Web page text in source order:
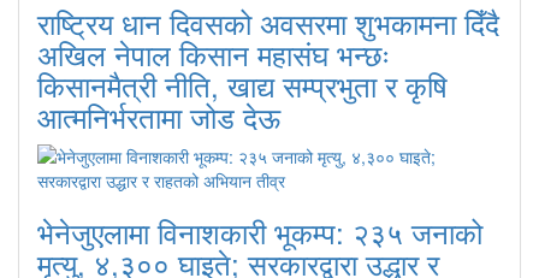
राष्ट्रिय धान दिवसको अवसरमा शुभकामना दिँदै
अखिल नेपाल किसान महासंघ भन्छः
किसानमैत्री नीति, खाद्य सम्प्रभुता र कृषि
आत्मनिर्भरतामा जोड देऊ
भेनेजुएलामा विनाशकारी भूकम्प: २३५ जनाको
मृत्यु, ४,३०० घाइते; सरकारद्वारा उद्धार र